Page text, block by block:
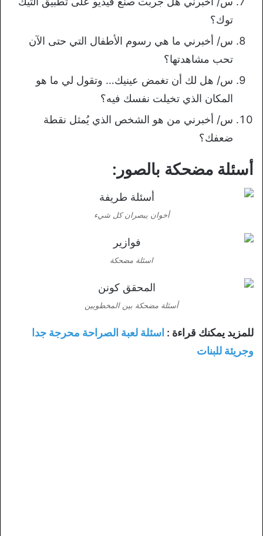
توك؟
س/ أخبرني ما هي رسوم الأطفال التي حتى الآن
تحب مشاهدتها؟
س/ هل لك أن تغمض عينيك… وتقول لي ما هو
المكان الذي تخيلت نفسك فيه؟
س/ أخبرني من هو الشخص الذي يُمثل نقطة
ضعفك؟
أسئلة مضحكة بالصور:
أخوان يبصران كل شيء
اسئلة مضحكة
أسئلة مضحكة بين المخطوبين
للمزيد يمكنك قراءة : اسئلة لعبة الصراحة محرجة جدا
وجريئة للبنات